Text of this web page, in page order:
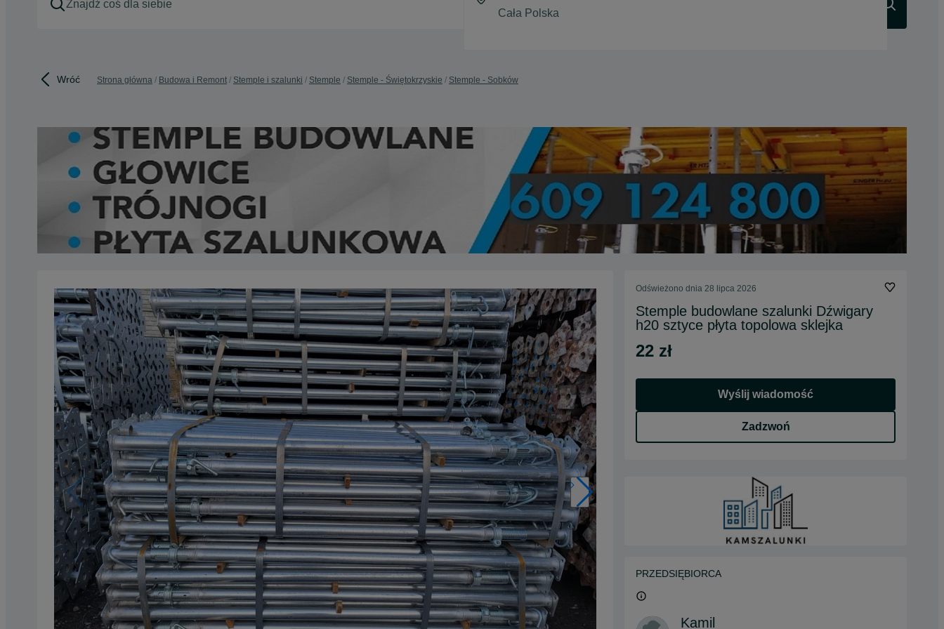
Wróć Strona główna Budowa i Remont Stemple i szalunki Stemple Stemple - Świętokrzyskie Stemple - Sobków
Odświeżono dnia 28 lipca 2026
Stemple budowlane szalunki Dźwigary
h20 sztyce płyta topolowa sklejka
22 zł
Wyślij wiadomość
Zadzwoń
PRZEDSIĘBIORCA
Kamil